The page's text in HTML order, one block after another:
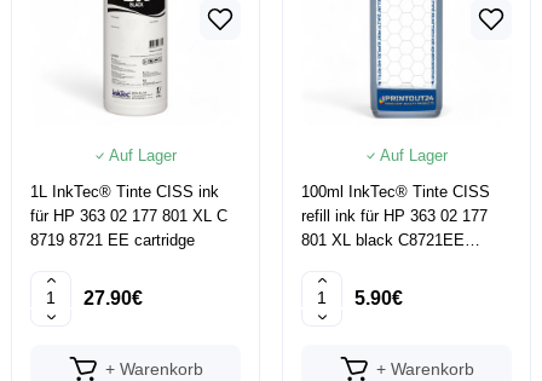
Auf Lager
1L InkTec® Tinte CISS ink
für HP 363 02 177 801 XL C
8719 8721 EE cartridge
27.90€
+ Warenkorb
Auf Lager
100ml InkTec® Tinte CISS
refill ink für HP 363 02 177
801 XL black C8721EE
5.90€
+ Warenkorb